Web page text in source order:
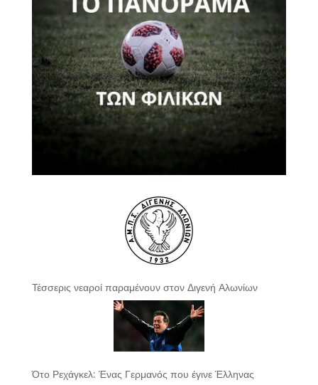
Τέσσερις νεαροί παραμένουν στον Διγενή Αλωνίων
Ότο Ρεχάγκελ: Ένας Γερμανός που έγινε Έλληνας